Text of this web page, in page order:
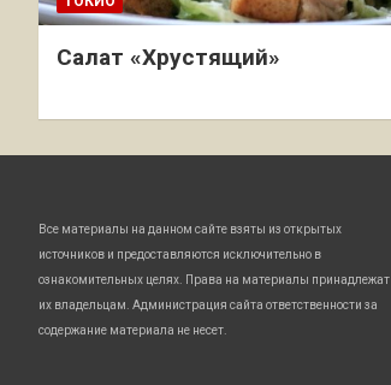
Салат «Хрустящий»
Все материалы на данном сайте взяты из открытых
источников и предоставляются исключительно в
ознакомительных целях. Права на материалы принадлежат
их владельцам. Администрация сайта ответственности за
содержание материала не несет.